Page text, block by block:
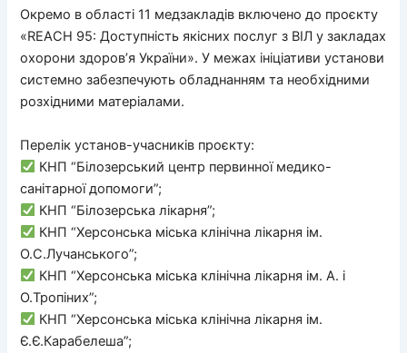
Окремо в області 11 медзакладів включено до проєкту
«REACH 95: Доступність якісних послуг з ВІЛ у закладах
охорони здоров’я України». У межах ініціативи установи
системно забезпечують обладнанням та необхідними
розхідними матеріалами.
Перелік установ-учасників проєкту:
КНП “Білозерський центр первинної медико-
санітарної допомоги”;
КНП “Білозерська лікарня”;
КНП “Херсонська міська клінічна лікарня ім.
О.С.Лучанського”;
КНП “Херсонська міська клінічна лікарня ім. А. і
О.Тропіних”;
КНП “Херсонська міська клінічна лікарня ім.
Є.Є.Карабелеша”;